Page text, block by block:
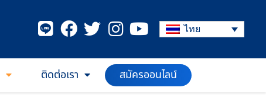
ไทย
ติดต่อเรา สมัครออนไลน์